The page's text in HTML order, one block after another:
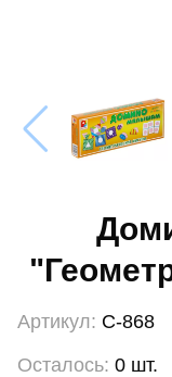
Артикул: С-868
Осталось: 0 шт.